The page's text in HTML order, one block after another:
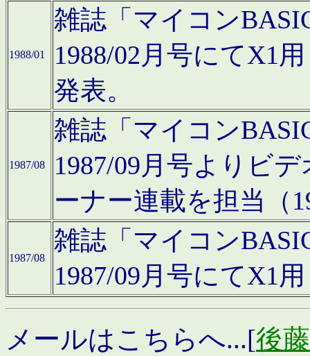
1988/01
雑誌「マイコン
1988/02月号にてX1
発表。
1987/08
雑誌「マイコン
1987/09月号よりビ
ーナー連載を担当（
1987/08
雑誌「マイコン
1987/09月号にてX1
メールはこちらへ...[後